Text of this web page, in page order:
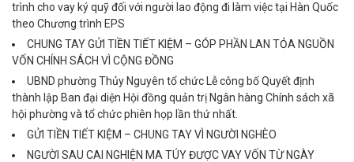
trình cho vay ký quỹ đối với người lao động đi làm việc tại Hàn Quốc
theo Chương trình EPS
CHUNG TAY GỬI TIỀN TIẾT KIỆM – GÓP PHẦN LAN TỎA NGUỒN
VỐN CHÍNH SÁCH VÌ CỘNG ĐỒNG
UBND phường Thủy Nguyên tổ chức Lễ công bố Quyết định
thành lập Ban đại diện Hội đồng quản trị Ngân hàng Chính sách xã
hội phường và tổ chức phiên họp lần thứ nhất.
GỬI TIỀN TIẾT KIỆM – CHUNG TAY VÌ NGƯỜI NGHÈO
NGƯỜI SAU CAI NGHIỆN MA TÚY ĐƯỢC VAY VỐN TỪ NGÀY